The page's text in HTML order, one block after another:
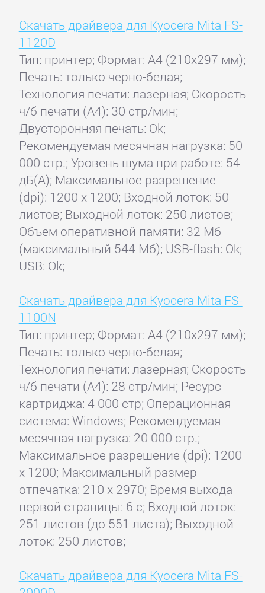
Скачать драйвера для Kyocera Mita FS-
1120D
Тип: принтер; Формат: A4 (210x297 мм);
Печать: только черно-белая;
Технология печати: лазерная; Скорость
ч/б печати (А4): 30 стр/мин;
Двусторонняя печать: Ok;
Рекомендуемая месячная нагрузка: 50
000 стр.; Уровень шума при работе: 54
дБ(А); Максимальное разрешение
(dpi): 1200 x 1200; Входной лоток: 50
листов; Выходной лоток: 250 листов;
Объем оперативной памяти: 32 Мб
(максимальный 544 Мб); USB-flash: Ok;
USB: Ok;
Скачать драйвера для Kyocera Mita FS-
1100N
Тип: принтер; Формат: A4 (210x297 мм);
Печать: только черно-белая;
Технология печати: лазерная; Скорость
ч/б печати (А4): 28 стр/мин; Ресурс
картриджа: 4 000 стр; Операционная
система: Windows; Рекомендуемая
месячная нагрузка: 20 000 стр.;
Максимальное разрешение (dpi): 1200
x 1200; Максимальный размер
отпечатка: 210 x 2970; Время выхода
первой страницы: 6 с; Входной лоток:
251 листов (до 551 листа); Выходной
лоток: 250 листов;
Скачать драйвера для Kyocera Mita FS-